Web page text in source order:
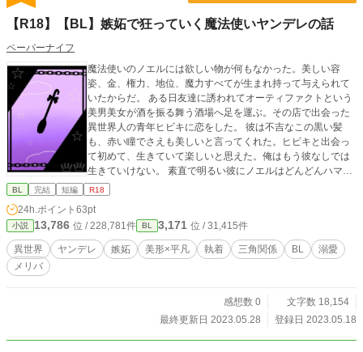
【R18】【BL】嫉妬で狂っていく魔法使いヤンデレの話
ペーパーナイフ
魔法使いのノエルには欲しい物が何もなかった。美しい容
姿、金、権力、地位、魔力すべてが生まれ持って与えられて
いたからだ。 ある日友達に誘われてオーティファクトという
美男美女が酒を振る舞う酒場へ足を運ぶ。その店で出会った
異世界人の青年ヒビキに恋をした。 彼は不吉なこの黒い髪
も、赤い瞳でさえも美しいと言ってくれた。ヒビキと出会っ
て初めて、生きていて楽しいと思えた。俺はもう彼なしでは
生きていけない。 素直で明るい彼にノエルはどんどんハマっ
ていく。そしていつの間にか愛情は独占欲に変わっていっ
魔術を使ってしまうが…。 だんだん狂っていくヤンデレ攻め
視点の話です。2万文字程度の短編（全12話ぐらい） 注意⚠
最後に性描写あり（妊娠リバなし本番） メリバです
BL 完結 短編 R18
24h.ポイント 63pt
小説 13,786 位 / 228,781件 BL 3,171 位 / 31,415件
異世界 ヤンデレ 嫉妬 美形×平凡 執着 三角関係 BL
溺愛
メリバ
感想数 0
文字数 18,154
最終更新日 2023.05.28
登録日 2023.05.18